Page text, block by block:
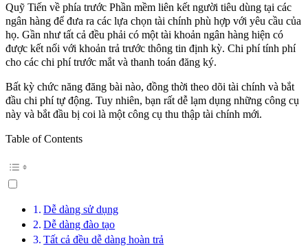
Quỹ Tiến về phía trước Phần mềm liên kết người tiêu dùng tại các
ngân hàng để đưa ra các lựa chọn tài chính phù hợp với yêu cầu của
họ. Gần như tất cả đều phải có một tài khoản ngân hàng hiện có
được kết nối với khoản trả trước thông tin định kỳ. Chi phí tính phí
cho các chi phí trước mắt và thanh toán đăng ký.
Bất kỳ chức năng đăng bài nào, đồng thời theo dõi tài chính và bắt
đầu chi phí tự động. Tuy nhiên, bạn rất dễ lạm dụng những công cụ
này và bắt đầu bị coi là một công cụ thu thập tài chính mới.
Table of Contents
Dễ dàng sử dụng
Dễ dàng đào tạo
Tất cả đều dễ dàng hoàn trả